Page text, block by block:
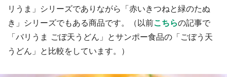
リうま」シリーズでありながら「赤いきつねと緑のたぬ
き」シリーズでもある商品です。（以前こちらの記事で
「バリうま ごぼ天うどん」とサンポー食品の「ごぼう天
うどん」と比較をしています。）